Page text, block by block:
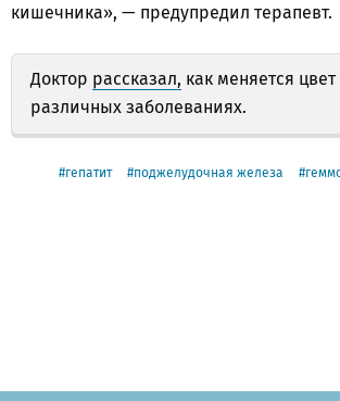
кишечника», — предупредил терапевт.
Доктор рассказал, как меняется
различных заболеваниях.
гепатит поджелудочная железа